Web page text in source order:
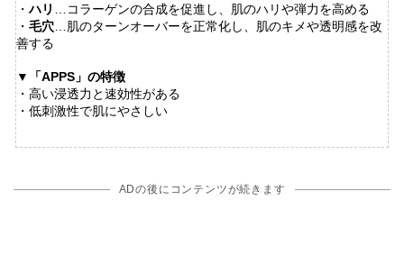
・ハリ
…コラーゲンの合成を促進し、肌のハリや弾力を高める
・ 毛穴…肌のターンオーバーを正常化し、肌のキメや透明感を改
善する
▼「APPS」の特徴
・高い浸透力と速効性がある
・低刺激性で肌にやさしい
ADの後にコンテンツが続きます